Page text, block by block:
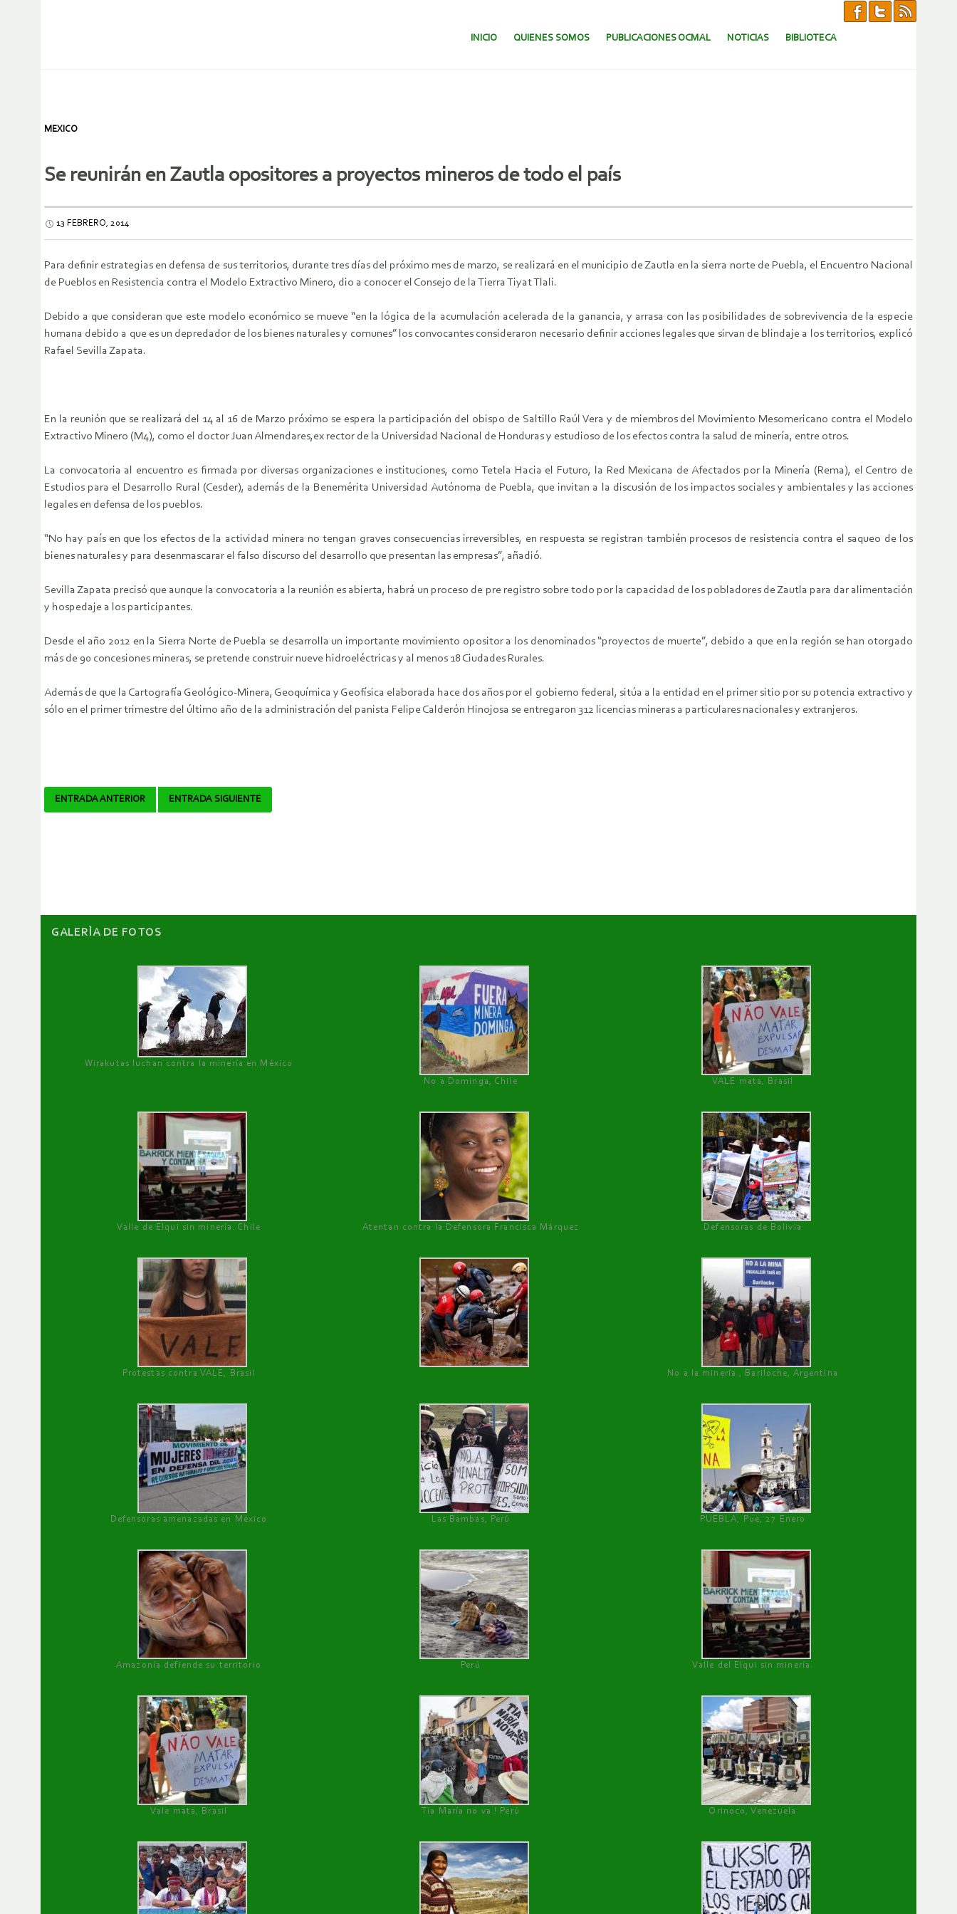
SALTAR AL CONTENIDO.
INICIO QUIENES SOMOS PUBLICACIONES OCMAL NOTICIAS BIBLIOTECA
MEXICO
Se reunirán en Zautla opositores a proyectos mineros de todo el país
13 FEBRERO, 2014
Para definir estrategias en defensa de sus territorios, durante tres días del próximo mes de marzo, se realizará en el municipio de Zautla en la sierra norte de Puebla, el Encuentro Nacional
de Pueblos en Resistencia contra el Modelo Extractivo Minero, dio a conocer el Consejo de la Tierra Tiyat Tlali.
Debido a que consideran que este modelo económico se mueve “en la lógica de la acumulación acelerada de la ganancia, y arrasa con las posibilidades de sobrevivencia de la especie
humana debido a que es un depredador de los bienes naturales y comunes” los convocantes consideraron necesario definir acciones legales que sirvan de blindaje a los territorios, explicó
Rafael Sevilla Zapata.
En la reunión que se realizará del 14 al 16 de Marzo próximo se espera la participación del obispo de Saltillo Raúl Vera y de miembros del Movimiento Mesomericano contra el Modelo
Extractivo Minero (M4), como el doctor Juan Almendares,ex rector de la Universidad Nacional de Honduras y estudioso de los efectos contra la salud de minería, entre otros.
La convocatoria al encuentro es firmada por diversas organizaciones e instituciones, como Tetela Hacia el Futuro, la Red Mexicana de Afectados por la Minería (Rema), el Centro de
Estudios para el Desarrollo Rural (Cesder), además de la Benemérita Universidad Autónoma de Puebla, que invitan a la discusión de los impactos sociales y ambientales y las acciones
legales en defensa de los pueblos.
“No hay país en que los efectos de la actividad minera no tengan graves consecuencias irreversibles, en respuesta se registran también procesos de resistencia contra el saqueo de los
bienes naturales y para desenmascarar el falso discurso del desarrollo que presentan las empresas”, añadió.
Sevilla Zapata precisó que aunque la convocatoria a la reunión es abierta, habrá un proceso de pre registro sobre todo por la capacidad de los pobladores de Zautla para dar alimentación
y hospedaje a los participantes.
Desde el año 2012 en la Sierra Norte de Puebla se desarrolla un importante movimiento opositor a los denominados “proyectos de muerte”, debido a que en la región se han otorgado
más de 90 concesiones mineras, se pretende construir nueve hidroeléctricas y al menos 18 Ciudades Rurales.
Además de que la Cartografía Geológico-Minera, Geoquímica y Geofísica elaborada hace dos años por el gobierno federal, sitúa a la entidad en el primer sitio por su potencia extractivo y
sólo en el primer trimestre del último año de la administración del panista Felipe Calderón Hinojosa se entregaron 312 licencias mineras a particulares nacionales y extranjeros.
Navegador
ENTRADA ANTERIOR ENTRADA SIGUIENTE
GALERÌA DE FOTOS
Wirakutas luchan contra la minería en México
No a Dominga, Chile
VALE mata, Brasil
Valle de Elqui sin minería. Chile Atentan contra la Defensora Francisca Márquez Defensoras de Bolivia
Protestas contra VALE, Brasil No a la minería , Bariloche, Argentina
Defensoras amenazadas en México Las Bambas, Perú PUEBLA, Pue, 27 Enero
Amazonía defiende su territorio Perú Valle del Elqui sin minería.
Vale mata, Brasil Tía María no va ! Perú Orinoco, Venezuela